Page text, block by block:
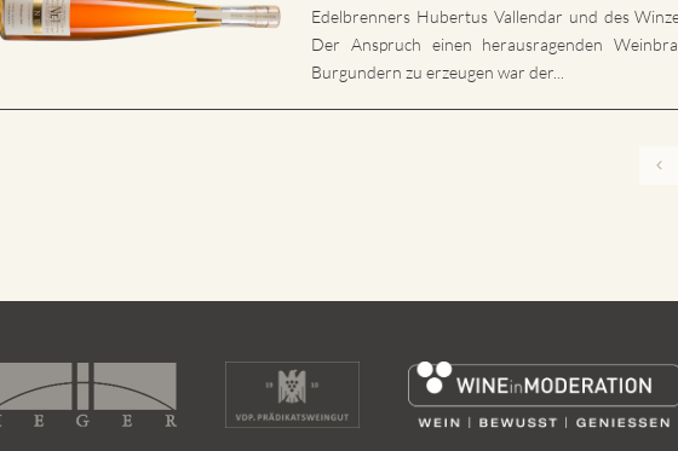
Edelbrenners Hubertus Vallendar und des
Der Anspruch einen herausragenden
Burgundern zu erzeugen war der...